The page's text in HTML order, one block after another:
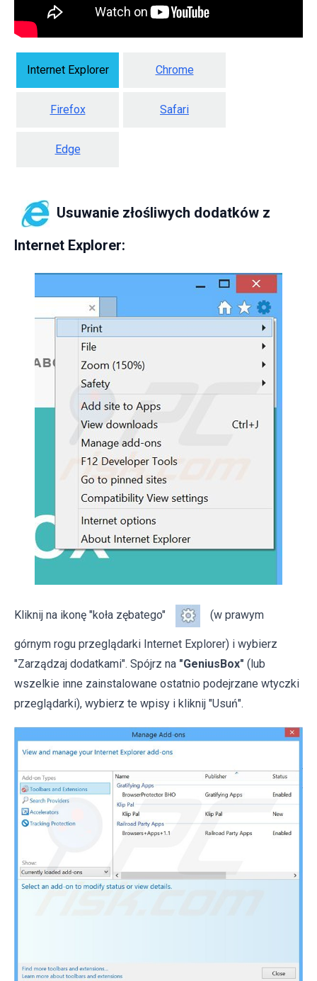
Internet Explorer Chrome
Firefox Safari
Edge
Usuwanie złośliwych dodatków z
Internet Explorer:
Kliknij na ikonę "koła zębatego" (w prawym
górnym rogu przeglądarki Internet Explorer) i wybierz
"Zarządzaj dodatkami". Spójrz na "GeniusBox" (lub
wszelkie inne zainstalowane ostatnio podejrzane wtyczki
przeglądarki), wybierz te wpisy i kliknij "Usuń".